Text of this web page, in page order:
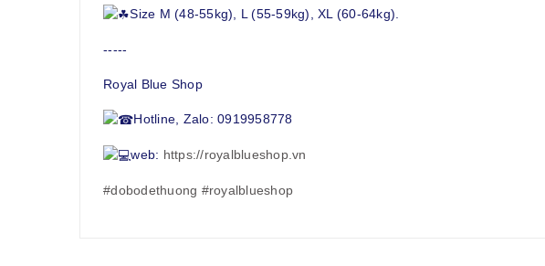
Size M (48-55kg), L (55-59kg), XL (60-64kg).
-----
Royal Blue Shop
Hotline, Zalo: 0919958778
web: https://royalblueshop.vn
#dobodethuong #royalblueshop